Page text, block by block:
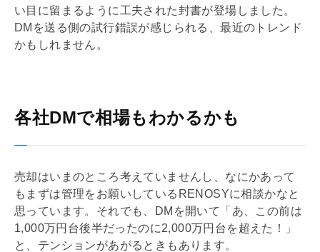
い目に留まるように工夫された封書が登場しました。
DMを送る側の試行錯誤が感じられる、最近のトレンド
かもしれません。
各社DMで相場もわかるかも
売却はいまのところ考えていませんし、なにかあって
もまずは管理をお願いしているRENOSYに相談かなと
思っています。それでも、DMを開いて「あ、この前は
1,000万円台後半だったのに2,000万円台を超えた！」
と、テンションがあがるときもあります。